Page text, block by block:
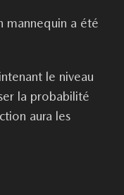
mannequin a été
le niveau
la probabilité
aura les